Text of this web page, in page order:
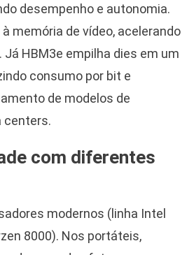
desempenho e autonomia.
memória de vídeo, acelerando
HBM3e empilha dies em um
consumo por bit e
de modelos de
centers.
com diferentes
modernos (linha Intel
8000). Nos portáteis,